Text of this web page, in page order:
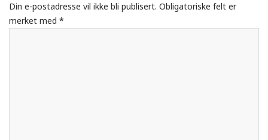
Din e-postadresse vil ikke bli publisert. Obligatoriske felt er
merket med *